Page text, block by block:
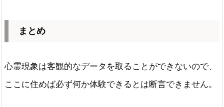
まとめ
心霊現象は客観的なデータを取ることができないので、
ここに住めば必ず何か体験できるとは断言できません。